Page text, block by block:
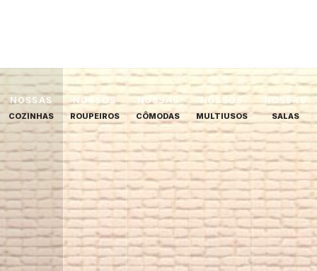
NOSSAS
COZINHAS
NOSSOS
ROUPEIROS
NOSSAS
CÔMODAS
NOSSOS
MULTIUSOS
NOSSAS
SALAS